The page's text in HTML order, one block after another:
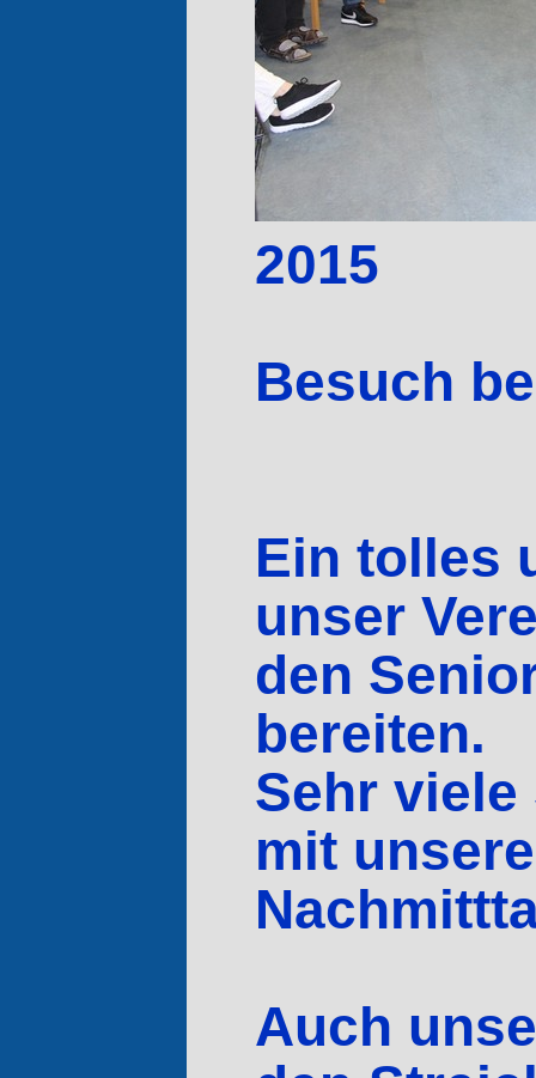
2015
Besuch
Ein tolles
unser
den
bereiten.
Sehr viele
mit
Auch